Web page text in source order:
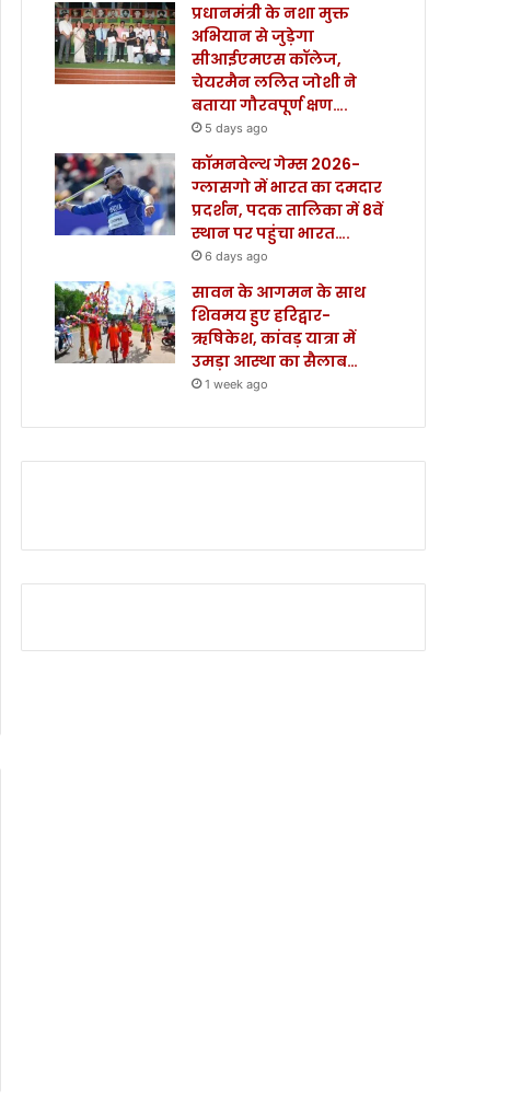
प्रधानमंत्री के नशा मुक्त
अभियान से जुड़ेगा
सीआईएमएस कॉलेज,
चेयरमैन ललित जोशी ने
बताया गौरवपूर्ण क्षण….
5 days ago
कॉमनवेल्थ गेम्स 2026-
ग्लासगो में भारत का दमदार
प्रदर्शन, पदक तालिका में 8वें
स्थान पर पहुंचा भारत….
6 days ago
सावन के आगमन के साथ
शिवमय हुए हरिद्वार-
ऋषिकेश, कांवड़ यात्रा में
उमड़ा आस्था का सैलाब…
1 week ago